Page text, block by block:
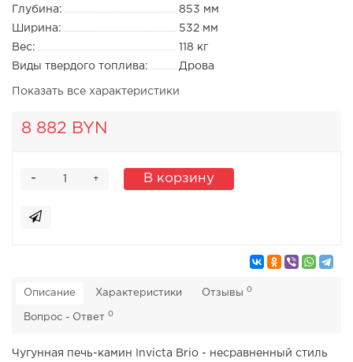
Глубина:
853 мм
Ширина:
532 мм
Вес:
118 кг
Виды твердого топлива:
Дрова
Показать все характеристики
8 882 BYN
+
- В корзину
Описание Характеристики Отзывы 0
Вопрос - Ответ 0
Чугунная печь-камин Invicta Brio - несравненный стиль